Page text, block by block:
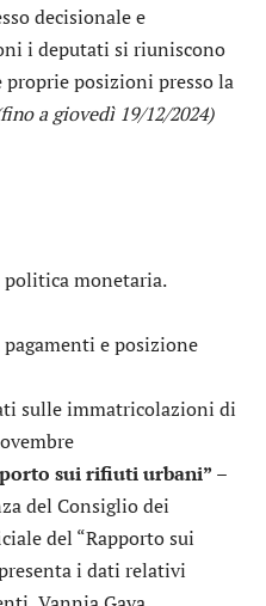
decisionale e
i deputati si riuniscono
posizioni presso la
a giovedì 19/12/2024)
monetaria.
e posizione
sulle immatricolazioni di
sui rifiuti urbani” –
del Consiglio dei
del “Rapporto sui
i dati relativi